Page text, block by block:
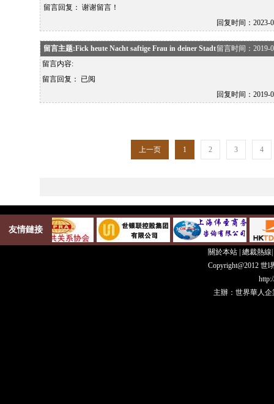
留言回复： 谢谢留言！
回复时间：2023-
留言主题:Fick heute Nacht saftige Frau in deiner Stadt留言时间：2019-
留言内容:
留言回复：
已阅
回复时间：2019-
上一页 1 2 3 4
友情鏈接
關於本站 |總裁熱線
Copyright@2012 世
主辦：世界華人